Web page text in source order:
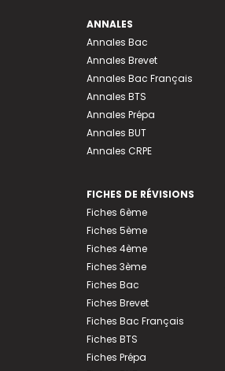
ANNALES
Annales Bac
Annales Brevet
Annales Bac Français
Annales BTS
Annales Prépa
Annales BUT
Annales CRPE
FICHES DE RÉVISIONS
Fiches 6ème
Fiches 5ème
Fiches 4ème
Fiches 3ème
Fiches Bac
Fiches Brevet
Fiches Bac Français
Fiches BTS
Fiches Prépa